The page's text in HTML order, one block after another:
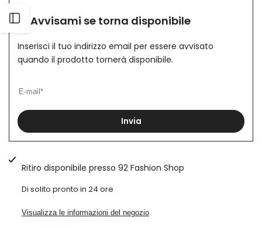
Apri
barra
Pantalone
Jogger
Catena
Pt150
Jogger
Pt150
Avvisami se torna disponibile
Inserisci il tuo indirizzo email per essere avvisato
quando il prodotto tornerà disponibile.
Invia
Ritiro disponibile presso 92 Fashion Shop
Di solito pronto in 24 ore
Visualizza le informazioni del negozio